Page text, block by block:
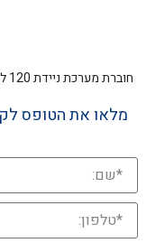
חוברת מערכת ניידת 120 ליטר/שעה לדיאליזה
מלאו את הטופס